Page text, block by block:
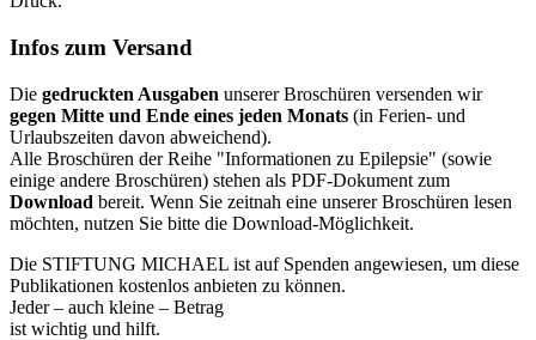
Infos zum Versand
Die gedruckten Ausgaben unserer Broschüren versenden wir
gegen Mitte und Ende eines jeden Monats (in Ferien- und
Urlaubszeiten davon abweichend).
Alle Broschüren der Reihe "Informationen zu Epilepsie" (sowie
einige andere Broschüren) stehen als PDF-Dokument zum
Download bereit. Wenn Sie zeitnah eine unserer Broschüren lesen
möchten, nutzen Sie bitte die Download-Möglichkeit.
Die STIFTUNG MICHAEL ist auf Spenden angewiesen, um diese
Publikationen kostenlos anbieten zu können.
Jeder – auch kleine – Betrag
ist wichtig und hilft.